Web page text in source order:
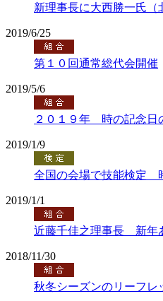
新理事長に大西勝一氏（
2019/6/25
第１０回通常総代会開催
2019/5/6
２０１９年 時の記念日
2019/1/9
全国の会場で技能検定
2019/1/1
近藤千佳之理事長 新年
2018/11/30
秋冬シーズンのリーフレ